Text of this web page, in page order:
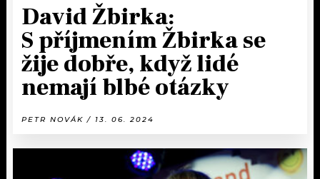
David Žbirka:
S příjmením Žbirka se
žije dobře, když lidé
nemají blbé otázky
PETR NOVÁK / 13. 06. 2024